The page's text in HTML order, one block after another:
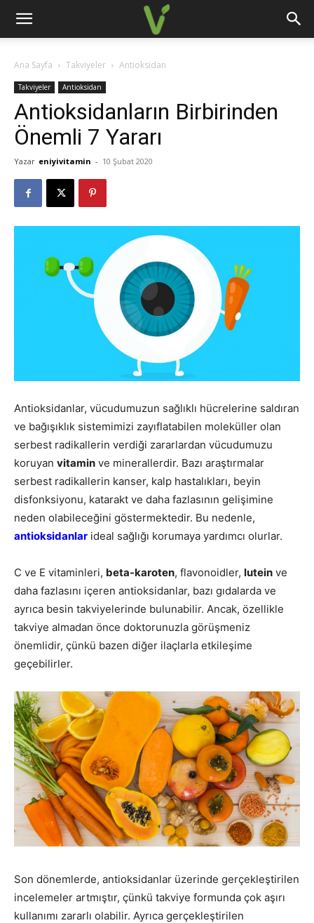
Ana Sayfa Takviyeler Antioksidan
Takviyeler Antioksidan
Antioksidanların Birbirinden
Önemli 7 Yararı
Yazar eniyivitamin - 10 Şubat 2020
Antioksidanlar, vücudumuzun sağlıklı hücrelerine saldıran
ve bağışıklık sistemimizi zayıflatabilen moleküller olan
serbest radikallerin verdiği zararlardan vücudumuzu
koruyan vitamin ve minerallerdir. Bazı araştırmalar
serbest radikallerin kanser, kalp hastalıkları, beyin
disfonksiyonu, katarakt ve daha fazlasının gelişimine
neden olabileceğini göstermektedir. Bu nedenle,
antioksidanlar ideal sağlığı korumaya yardımcı olurlar.
C ve E vitaminleri, beta-karoten, flavonoidler, lutein ve
daha fazlasını içeren antioksidanlar, bazı gıdalarda ve
ayrıca besin takviyelerinde bulunabilir. Ancak, özellikle
takviye almadan önce doktorunuzla görüşmeniz
önemlidir, çünkü bazen diğer ilaçlarla etkileşime
geçebilirler.
Son dönemlerde, antioksidanlar üzerinde gerçekleştirilen
incelemeler artmıştır, çünkü takviye formunda çok aşırı
kullanımı zararlı olabilir. Ayrıca gerçekleştirilen